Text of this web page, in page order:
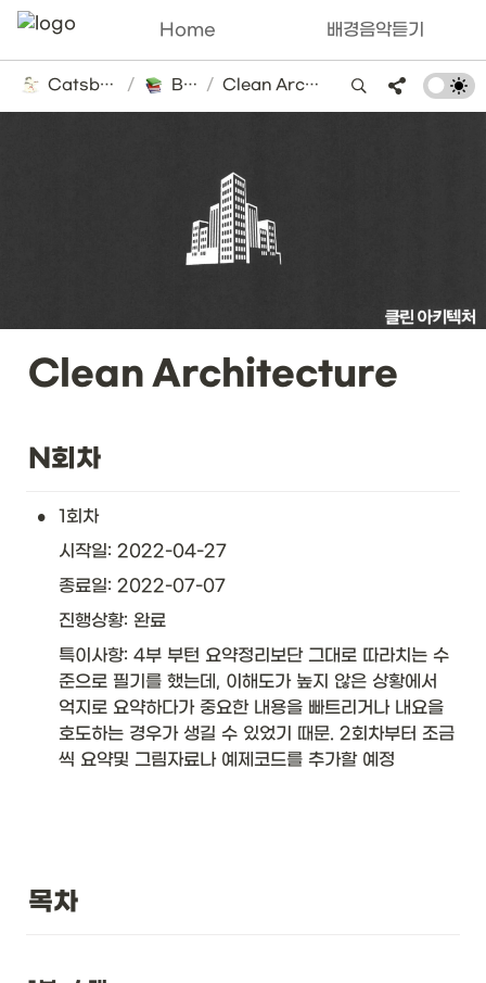
Home 배경음악듣기
Catsbi's DLog / Books / Clean Architecture
Clean Architecture
N회차
•
1회차
시작일: 2022-04-27
종료일: 2022-07-07
진행상황: 완료
특이사항: 4부 부턴 요약정리보단 그대로 따라치는 수
준으로 필기를 했는데, 이해도가 높지 않은 상황에서
억지로 요약하다가 중요한 내용을 빠트리거나 내요을
호도하는 경우가 생길 수 있었기 때문. 2회차부터 조금
씩 요약및 그림자료나 예제코드를 추가할 예정
목차